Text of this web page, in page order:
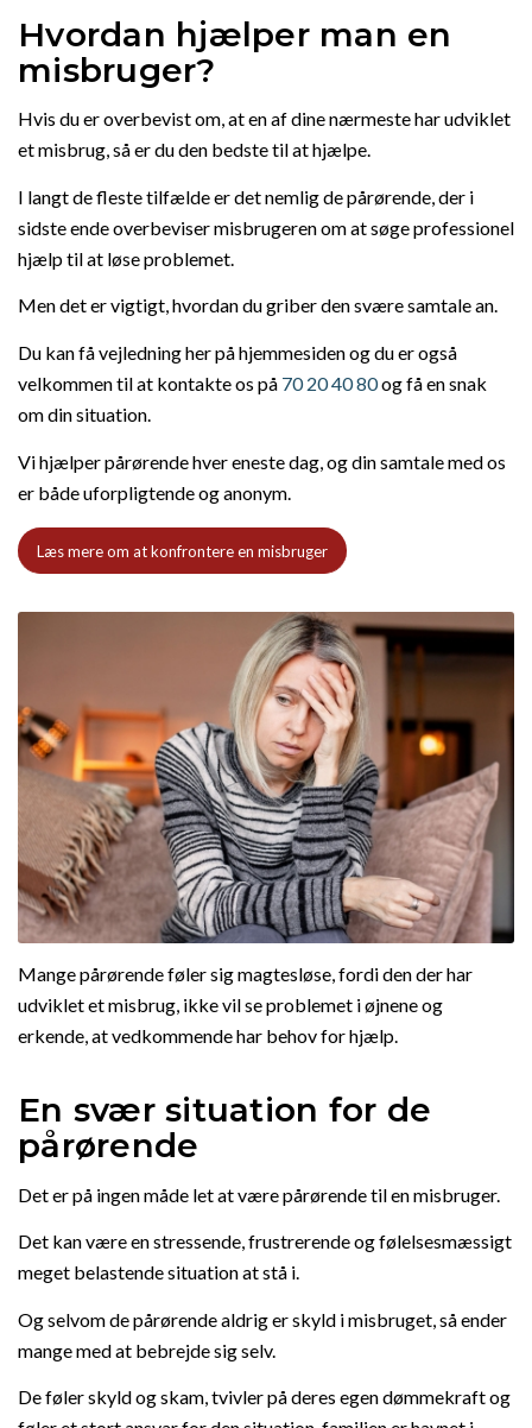
Hvordan hjælper man en
misbruger?
Hvis du er overbevist om, at en af dine nærmeste har udviklet
et misbrug, så er du den bedste til at hjælpe.
I langt de fleste tilfælde er det nemlig de pårørende, der i
sidste ende overbeviser misbrugeren om at søge professionel
hjælp til at løse problemet.
Men det er vigtigt, hvordan du griber den svære samtale an.
Du kan få vejledning her på hjemmesiden og du er også
velkommen til at kontakte os på 70 20 40 80og få en snak
om din situation.
Vi hjælper pårørende hver eneste dag, og din samtale med os
er både uforpligtende og anonym.
Læs mere om at konfrontere en misbruger
Mange pårørende føler sig magtesløse, fordi den der har
udviklet et misbrug, ikke vil se problemet i øjnene og
erkende, at vedkommende har behov for hjælp.
En svær situation for de
pårørende
Det er på ingen måde let at være pårørende til en misbruger.
Det kan være en stressende, frustrerende og følelsesmæssigt
meget belastende situation at stå i.
Og selvom de pårørende aldrig er skyld i misbruget, så ender
mange med at bebrejde sig selv.
De føler skyld og skam, tvivler på deres egen dømmekraft og